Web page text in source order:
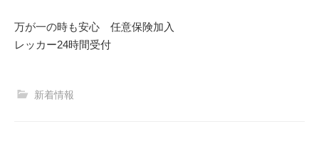
万が一の時も安心 任意保険加入
レッカー24時間受付
新着情報